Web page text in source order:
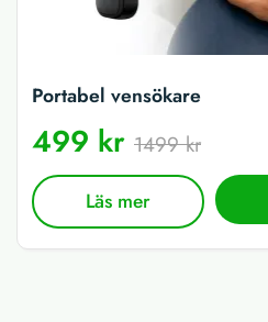
Portabel vensökare
499 kr 1499 kr
Läs mer